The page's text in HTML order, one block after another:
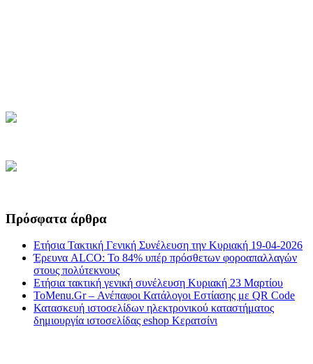
Πρόσφατα άρθρα
Ετήσια Τακτική Γενική Συνέλευση την Κυριακή 19-04-2026
Έρευνα ALCO: Το 84% υπέρ πρόσθετων φοροαπαλλαγών
στους πολύτεκνους
Ετήσια τακτική γενική συνέλευση Κυριακή 23 Μαρτίου
ToMenu.Gr – Ανέπαφοι Κατάλογοι Εστίασης με QR Code
Κατασκευή ιστοσελίδων ηλεκτρονικού καταστήματος
δημιουργία ιστοσελίδας eshop Κερατσίνι